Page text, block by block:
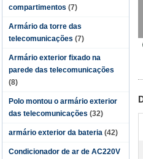
compartimentos (7)
Armário da torre das
telecomunicações (7)
Armário exterior fixado na
parede das telecomunicações
(8)
Polo montou o armário exterior
das telecomunicações (32)
armário exterior da bateria (42)
Condicionador de ar de AC220V